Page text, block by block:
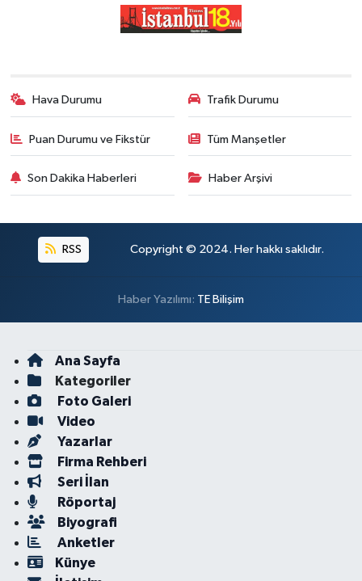
Hava Durumu Trafik Durumu
Puan Durumu ve Fikstür Tüm Manşetler
Son Dakika Haberleri Haber Arşivi
RSS Copyright © 2024. Her hakkı saklıdır.
Haber Yazılımı: TE Bilişim
Ana Sayfa
Kategoriler
Foto Galeri
Video
Yazarlar
Firma Rehberi
Seri İlan
Röportaj
Biyografi
Anketler
Künye